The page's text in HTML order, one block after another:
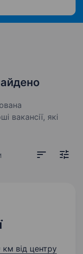
вакансії, які
км від центру